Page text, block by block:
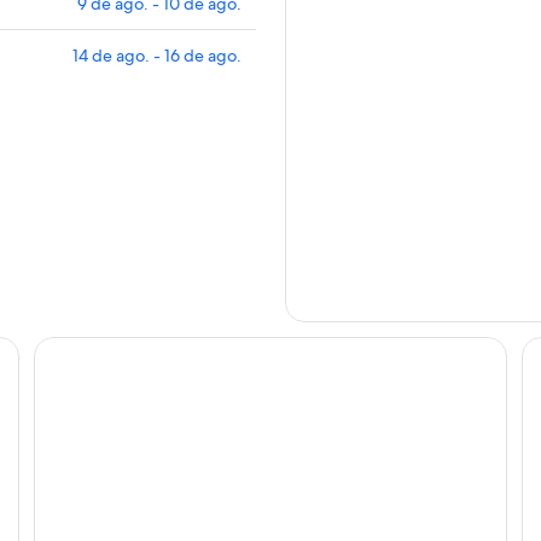
14 de ago. - 16 de ago.
Baan Karnjana Hotel Samui